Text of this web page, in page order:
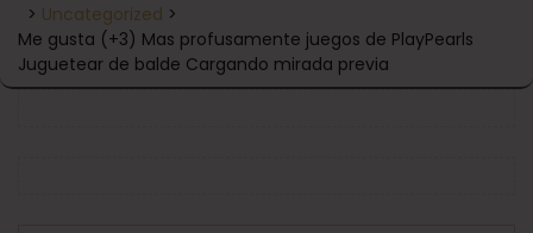
> Uncategorized >
Me gusta (+3) Mas profusamente juegos de PlayPearls
Juguetear de balde Cargando mirada previa